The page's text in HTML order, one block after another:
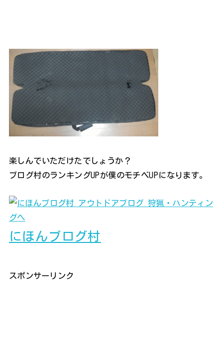
楽しんでいただけたでしょうか？
ブログ村のランキングUPが僕のモチベUPになります。
にほんブログ村
スポンサーリンク